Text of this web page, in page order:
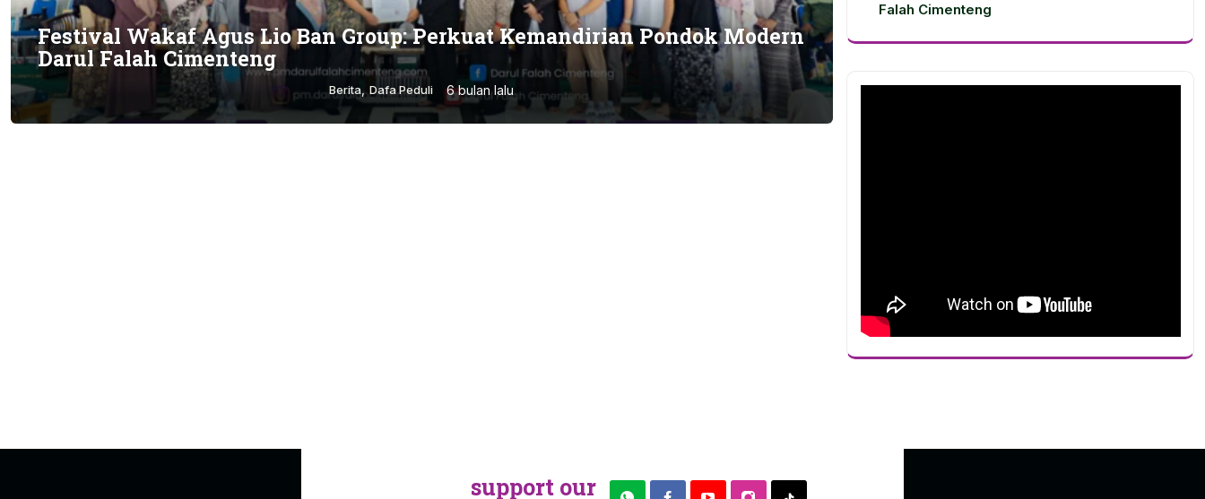
Festival Wakaf Agus Lio Ban Group: Perkuat Kemandirian Pondok Modern
Darul Falah Cimenteng
Berita Dafa Peduli 6 bulan lalu
Falah Cimenteng
support our